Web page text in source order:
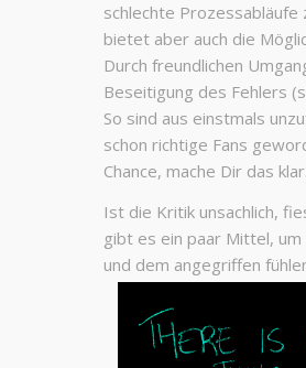
schlechte Prozessabläufe
bietet aber auch die
Durch freundlichen
Beseitigung des Fehlers
So sind aus einstmals
schon richtige Fans
Chance, mache Dir das klar.
Ist die Kritik unsachlich,
gibt es ein paar Mittel,
und dem angegriffen